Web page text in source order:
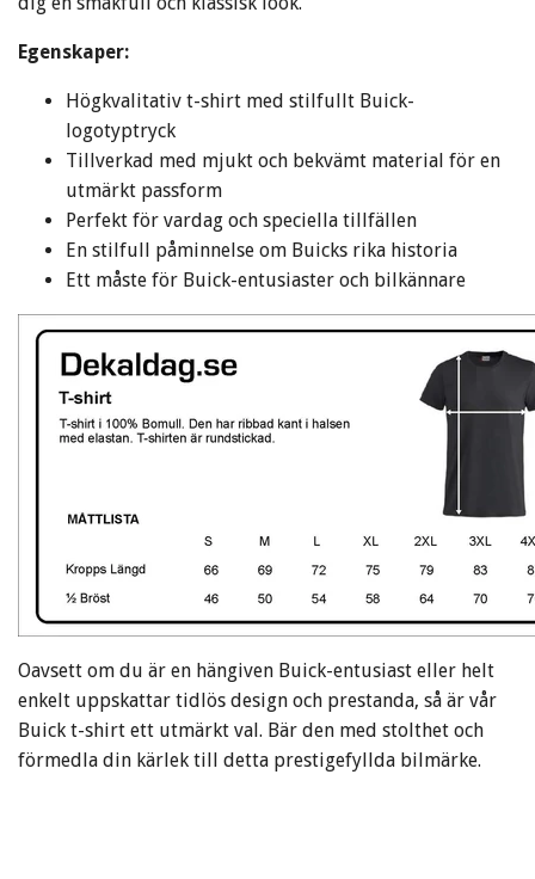
Egenskaper:
Högkvalitativ t-shirt med stilfullt Buick-
logotyptryck
Tillverkad med mjukt och bekvämt material för en
utmärkt passform
Perfekt för vardag och speciella tillfällen
En stilfull påminnelse om Buicks rika historia
Ett måste för Buick-entusiaster och bilkännare
Oavsett om du är en hängiven Buick-entusiast eller helt
enkelt uppskattar tidlös design och prestanda, så är vår
Buick t-shirt ett utmärkt val. Bär den med stolthet och
förmedla din kärlek till detta prestigefyllda bilmärke.